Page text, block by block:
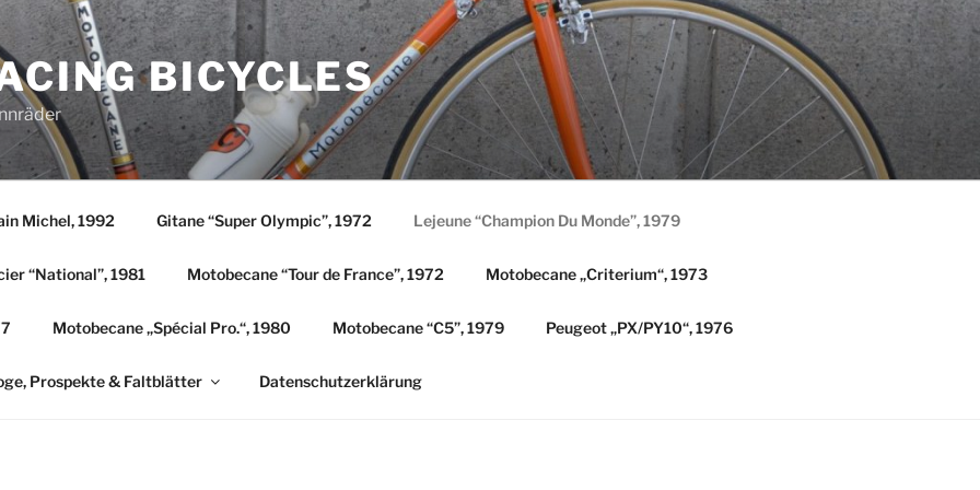
BICYCLES
Michel, 1992 Gitane “Super Olympic”, 1972 Lejeune “Champion Du Monde”, 1979
“National”, 1981 Motobecane “Tour de France”, 1972 Motobecane „Criterium“, 1973
Motobecane „Spécial Pro.“, 1980 Motobecane “C5”, 1979 Peugeot „PX/PY10“, 1976
Prospekte & Faltblätter Datenschutzerklärung